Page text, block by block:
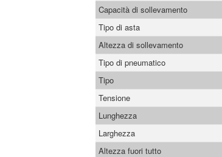
Capacità di sollevamento
Tipo di asta
Altezza di sollevamento
Tipo di pneumatico
Tipo
Tensione
Lunghezza
Larghezza
Altezza fuori tutto